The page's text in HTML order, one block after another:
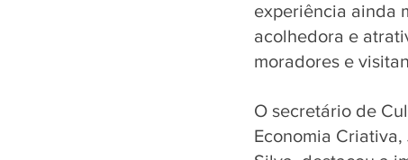
experiência ainda
acolhedora e
moradores e
O secretário de
Economia Criativa,